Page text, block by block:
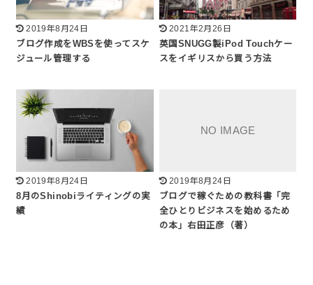
2019年8月24日
ブログ作成をWBSを使ってスケ
ジュール管理する
2021年2月26日
英国SNUGG製iPod Touchケー
スをイギリスから買う方法
2019年8月24日
8月のShinobiライティングの実
績
2019年8月24日
ブログで稼ぐための教科書「完
全ひとりビジネスを始めるため
の本」右田正彦（著）